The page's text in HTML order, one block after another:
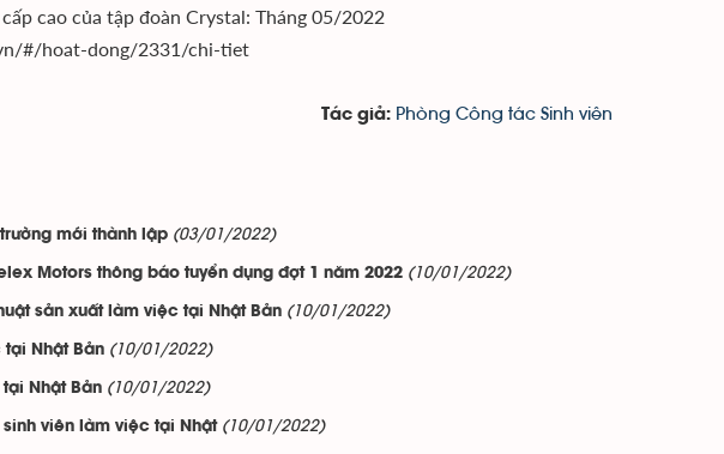
cao của tập đoàn Crystal: Tháng 05/2022
#/hoat-dong/2331/chi-tiet
Tác giả: Phòng Công tác Sinh viên
mới thành lập (03/01/2022)
Motors thông báo tuyển dụng đợt 1 năm 2022 (10/01/2022)
sản xuất làm việc tại Nhật Bản (10/01/2022)
tại Nhật Bản (10/01/2022)
Nhật Bản (10/01/2022)
viên làm việc tại Nhật (10/01/2022)